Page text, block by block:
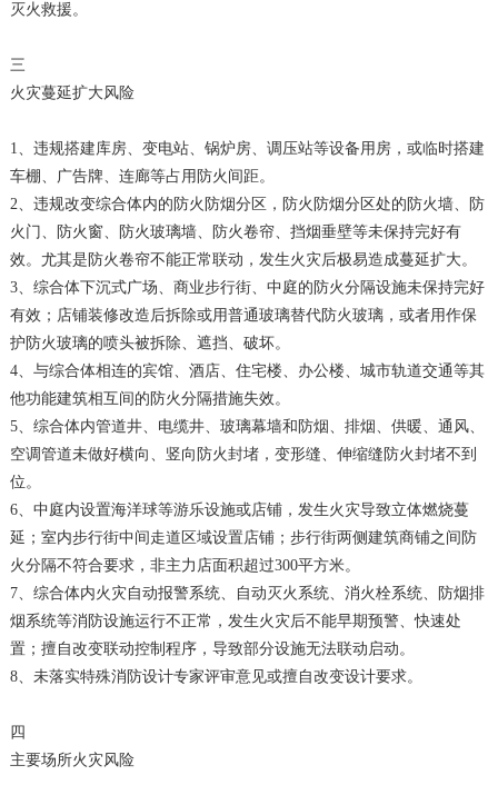
灭火救援。
三
火灾蔓延扩大风险
1、违规搭建库房、变电站、锅炉房、调压站等设备用房，或临时搭建
车棚、广告牌、连廊等占用防火间距。
2、违规改变综合体内的防火防烟分区，防火防烟分区处的防火墙、防
火门、防火窗、防火玻璃墙、防火卷帘、挡烟垂壁等未保持完好有
效。尤其是防火卷帘不能正常联动，发生火灾后极易造成蔓延扩大。
3、综合体下沉式广场、商业步行街、中庭的防火分隔设施未保持完好
有效；店铺装修改造后拆除或用普通玻璃替代防火玻璃，或者用作保
护防火玻璃的喷头被拆除、遮挡、破坏。
4、与综合体相连的宾馆、酒店、住宅楼、办公楼、城市轨道交通等其
他功能建筑相互间的防火分隔措施失效。
5、综合体内管道井、电缆井、玻璃幕墙和防烟、排烟、供暖、通风、
空调管道未做好横向、竖向防火封堵，变形缝、伸缩缝防火封堵不到
位。
6、中庭内设置海洋球等游乐设施或店铺，发生火灾导致立体燃烧蔓
延；室内步行街中间走道区域设置店铺；步行街两侧建筑商铺之间防
火分隔不符合要求，非主力店面积超过300平方米。
7、综合体内火灾自动报警系统、自动灭火系统、消火栓系统、防烟排
烟系统等消防设施运行不正常，发生火灾后不能早期预警、快速处
置；擅自改变联动控制程序，导致部分设施无法联动启动。
8、未落实特殊消防设计专家评审意见或擅自改变设计要求。
四
主要场所火灾风险